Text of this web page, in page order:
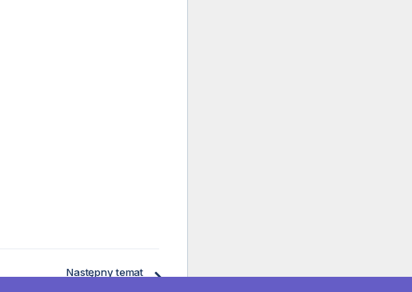
Następny temat